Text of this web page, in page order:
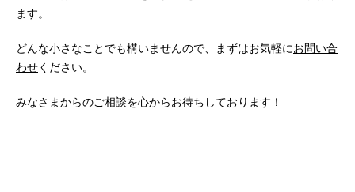
ます。
どんな小さなことでも構いませんので、まずはお気軽にお問い合
わせください。
みなさまからのご相談を心からお待ちしております！